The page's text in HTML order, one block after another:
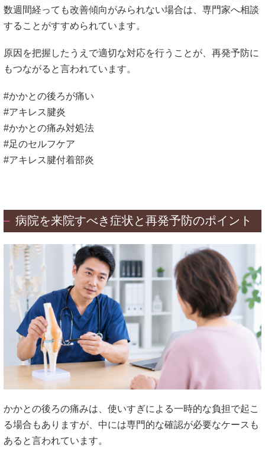
数週間経っても改善傾向がみられない場合は、専門家へ相談
することがすすめられています。
原因を把握したうえで適切な対応を行うことが、再発予防に
もつながると言われています。
#かかとの後ろが痛い
#アキレス腱炎
#かかとの痛み対処法
#足のセルフケア
#アキレス腱付着部炎
病院を来院すべき症状と再発予防のポイント
かかとの後ろの痛みは、使いすぎによる一時的な負担で起こ
る場合もありますが、中には専門的な確認が必要なケースも
あると言われています。